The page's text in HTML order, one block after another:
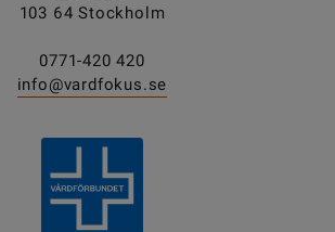
103 64 Stockholm
0771-420 420
info@vardfokus.se